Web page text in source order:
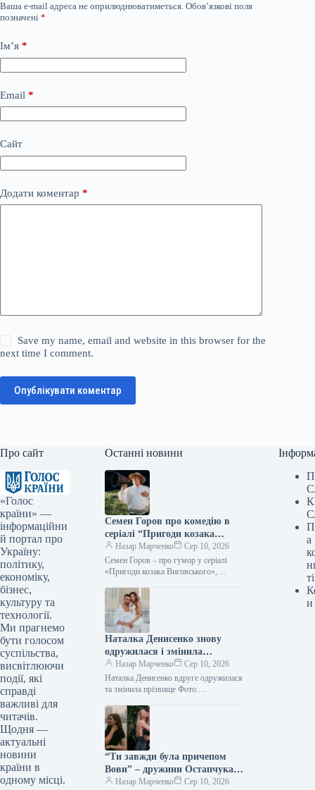
Ваша e-mail адреса не оприлюднюватиметься. Обов’язкові поля
позначені *
Ім’я *
Email *
Сайт
Додати коментар *
Save my name, email and website in this browser for the
next time I comment.
Опублікувати коментар
Про сайт
«Голос
країни» —
інформаційни
й портал про
Україну:
політику,
економіку,
бізнес,
культуру та
технології.
Ми прагнемо
бути голосом
суспільства,
висвітлюючи
події, які
справді
важливі для
читачів.
Щодня —
актуальні
новини
країни в
одному місці.
Останні новини
Семен Горов про комедію в
серіалі “Пригоди козака
Виговського”, інтелектуальну
ВІА Гру та подальшу кар’єру
Jerry Heil
Назар Марченко
Сер 10, 2026
Семен Горов – про гумор у серіалі
«Пригоди козака Виговського»,
Heil Фото: 2+2 Підпишіться…
Наталка Денисенко знову
одружилася і змінила
прізвище
Назар Марченко
Сер 10, 2026
Наталка Денисенко вдруге одружилася
та змінила прізвище Фото:
Підпишіться на нас в Google додати
зараз Акторка Наталка Денисенко
побралася…
“Ти завжди була причепом
Вови” – дружини Остапчука
та Анатоліча влаштували
Назар Марченко Сер 10, 2026
а
ті
и